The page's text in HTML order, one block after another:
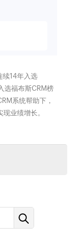
续14年入选
选福布斯CRM榜
系统帮助下，
业绩增长。